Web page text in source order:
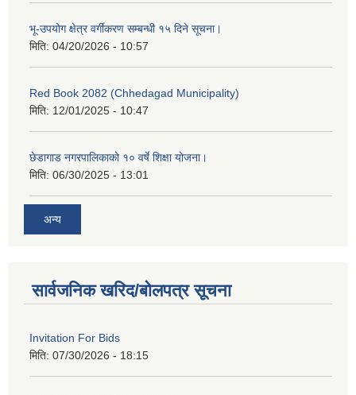
भू-उपयोग क्षेत्र वर्गीकरण सम्बन्धी १५ दिने सूचना।
मिति: 04/20/2026 - 10:57
Red Book 2082 (Chhedagad Municipality)
मिति: 12/01/2025 - 10:47
छेडागाड नगरपालिकाको १० वर्षे शिक्षा योजना।
मिति: 06/30/2025 - 13:01
अन्य
सार्वजनिक खरिद/बोलपत्र सूचना
Invitation For Bids
मिति: 07/30/2026 - 18:15